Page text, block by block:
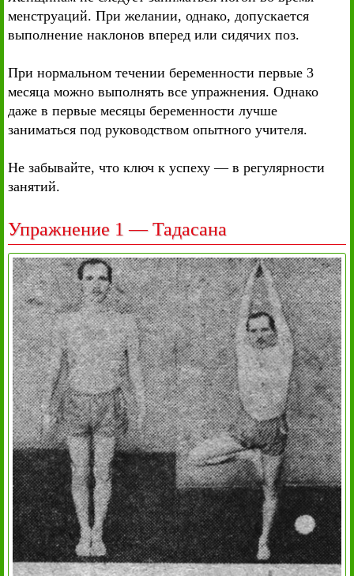
менструаций. При желании, однако, допускается
выполнение наклонов вперед или сидячих поз.
При нормальном течении беременности первые 3
месяца можно выполнять все упражнения. Однако
даже в первые месяцы беременности лучше
заниматься под руководством опытного учителя.
Не забывайте, что ключ к успеху — в регулярности
занятий.
Упражнение 1 — Тадасана